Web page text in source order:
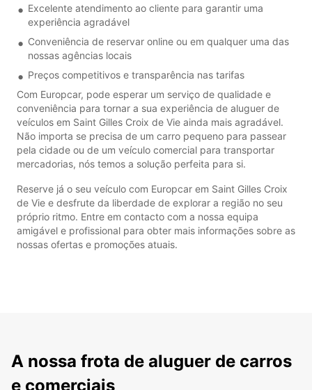
Excelente atendimento ao cliente para garantir uma
experiência agradável
Conveniência de reservar online ou em qualquer uma das
nossas agências locais
Preços competitivos e transparência nas tarifas
Com Europcar, pode esperar um serviço de qualidade e
conveniência para tornar a sua experiência de aluguer de
veículos em Saint Gilles Croix de Vie ainda mais agradável.
Não importa se precisa de um carro pequeno para passear
pela cidade ou de um veículo comercial para transportar
mercadorias, nós temos a solução perfeita para si.
Reserve já o seu veículo com Europcar em Saint Gilles Croix
de Vie e desfrute da liberdade de explorar a região no seu
próprio ritmo. Entre em contacto com a nossa equipa
amigável e profissional para obter mais informações sobre as
nossas ofertas e promoções atuais.
A nossa frota de aluguer de carros
e comerciais